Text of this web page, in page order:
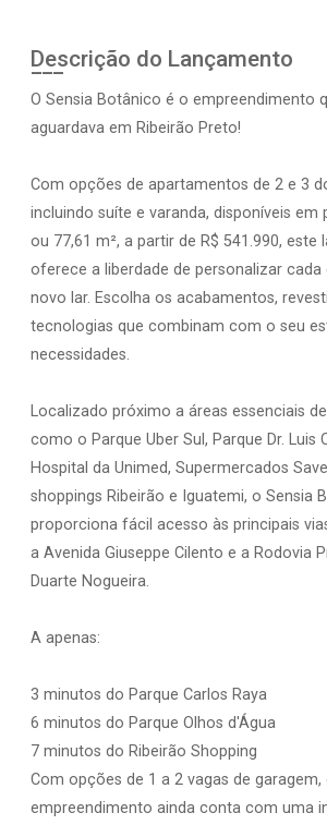
Descrição do Lançamento
O Sensia Botânico é o empreendimento
aguardava em Ribeirão Preto!
Com opções de apartamentos de 2 e 3
incluindo suíte e varanda, disponíveis em
ou 77,61 m², a partir de R$ 541.990, este
oferece a liberdade de personalizar cada
novo lar. Escolha os acabamentos,
tecnologias que combinam com o seu
necessidades.
Localizado próximo a áreas essenciais
como o Parque Uber Sul, Parque Dr. Luis
Hospital da Unimed, Supermercados
shoppings Ribeirão e Iguatemi, o Sensia
proporciona fácil acesso às principais
a Avenida Giuseppe Cilento e a Rodovia
Duarte Nogueira.
A apenas:
3 minutos do Parque Carlos Raya
6 minutos do Parque Olhos d'Água
7 minutos do Ribeirão Shopping
Com opções de 1 a 2 vagas de garagem,
empreendimento ainda conta com uma